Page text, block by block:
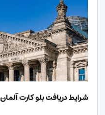
شرایط دریافت بلو کارت آلمان